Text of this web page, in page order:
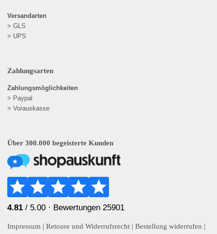
Versandarten
> GLS
> UPS
Zahlungsarten
Zahlungsmöglichkeiten
> Paypal
> Vorauskasse
Über 300.000 begeisterte Kunden
4.81 / 5.00 · Bewertungen 25901
Impressum | Retoure und Widerrufsrecht | Bestellung widerrufen |